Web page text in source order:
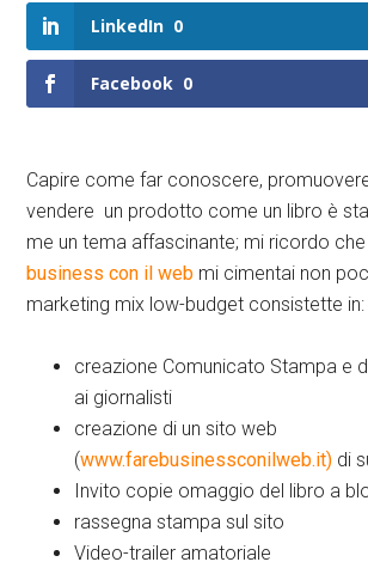
LinkedIn 0
Facebook 0
Capire come far conoscere,
vendere un prodotto come un libro è
me un tema affascinante; mi ricordo
business con il web mi cimentai non
marketing mix low-budget consistette in:
creazione Comunicato Stampa e
ai giornalisti
creazione di un sito web
(www.farebusinessconilweb.it) di
Invito copie omaggio del libro a
rassegna stampa sul sito
Video-trailer amatoriale